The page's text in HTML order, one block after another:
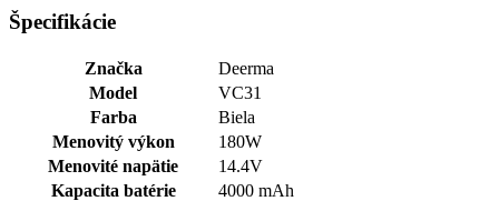
Špecifikácie
Značka
Deerma
Model
VC31
Farba
Biela
Menovitý výkon
180W
Menovité napätie
14.4V
Kapacita batérie
4000 mAh